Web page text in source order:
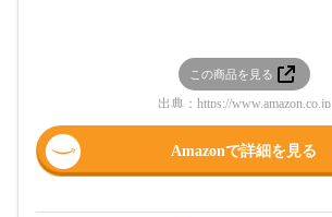
この商品を見る
出典： https://www.amazon.co.jp
Amazonで詳細を見る